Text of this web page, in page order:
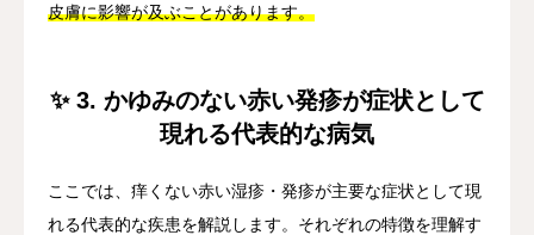
皮膚に影響が及ぶことがあります。
✨ 3. かゆみのない赤い発疹が症状として
現れる代表的な病気
ここでは、痒くない赤い湿疹・発疹が主要な症状として現
れる代表的な疾患を解説します。それぞれの特徴を理解す